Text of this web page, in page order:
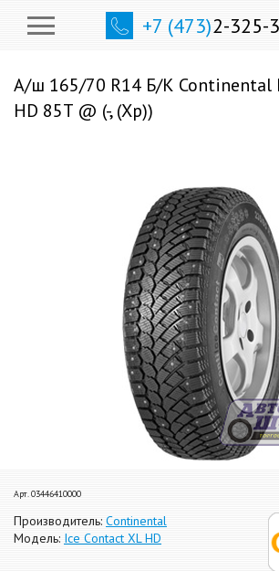
+7 (473)2-325-
А/ш 165/70 R14 Б/К Continental
HD 85T @ (-, (Хр))
Арт. 03446410000
Производитель: Continental
Модель: Ice Contact XL HD